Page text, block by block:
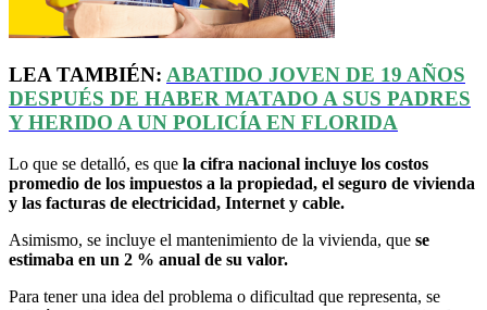
LEA TAMBIÉN: ABATIDO JOVEN DE 19 AÑOS
DESPUÉS DE HABER MATADO A SUS PADRES
Y HERIDO A UN POLICÍA EN FLORIDA
Lo que se detalló, es que la cifra nacional incluye los costos
promedio de los impuestos a la propiedad, el seguro de vivienda
y las facturas de electricidad, Internet y cable.
Asimismo, se incluye el mantenimiento de la vivienda, que se
estimaba en un 2 % anual de su valor.
Para tener una idea del problema o dificultad que representa, se